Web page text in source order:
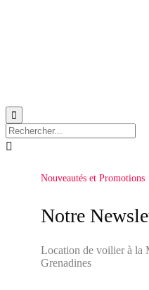


Nouveautés et Promotions
Notre
Location de voilier à la
Grenadines